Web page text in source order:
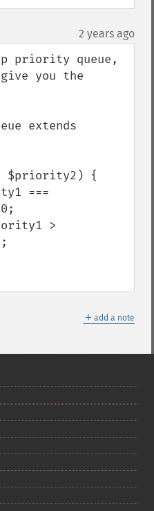
2 years ago
priority queue,
you the
extends
$priority2) {
＋ add a note